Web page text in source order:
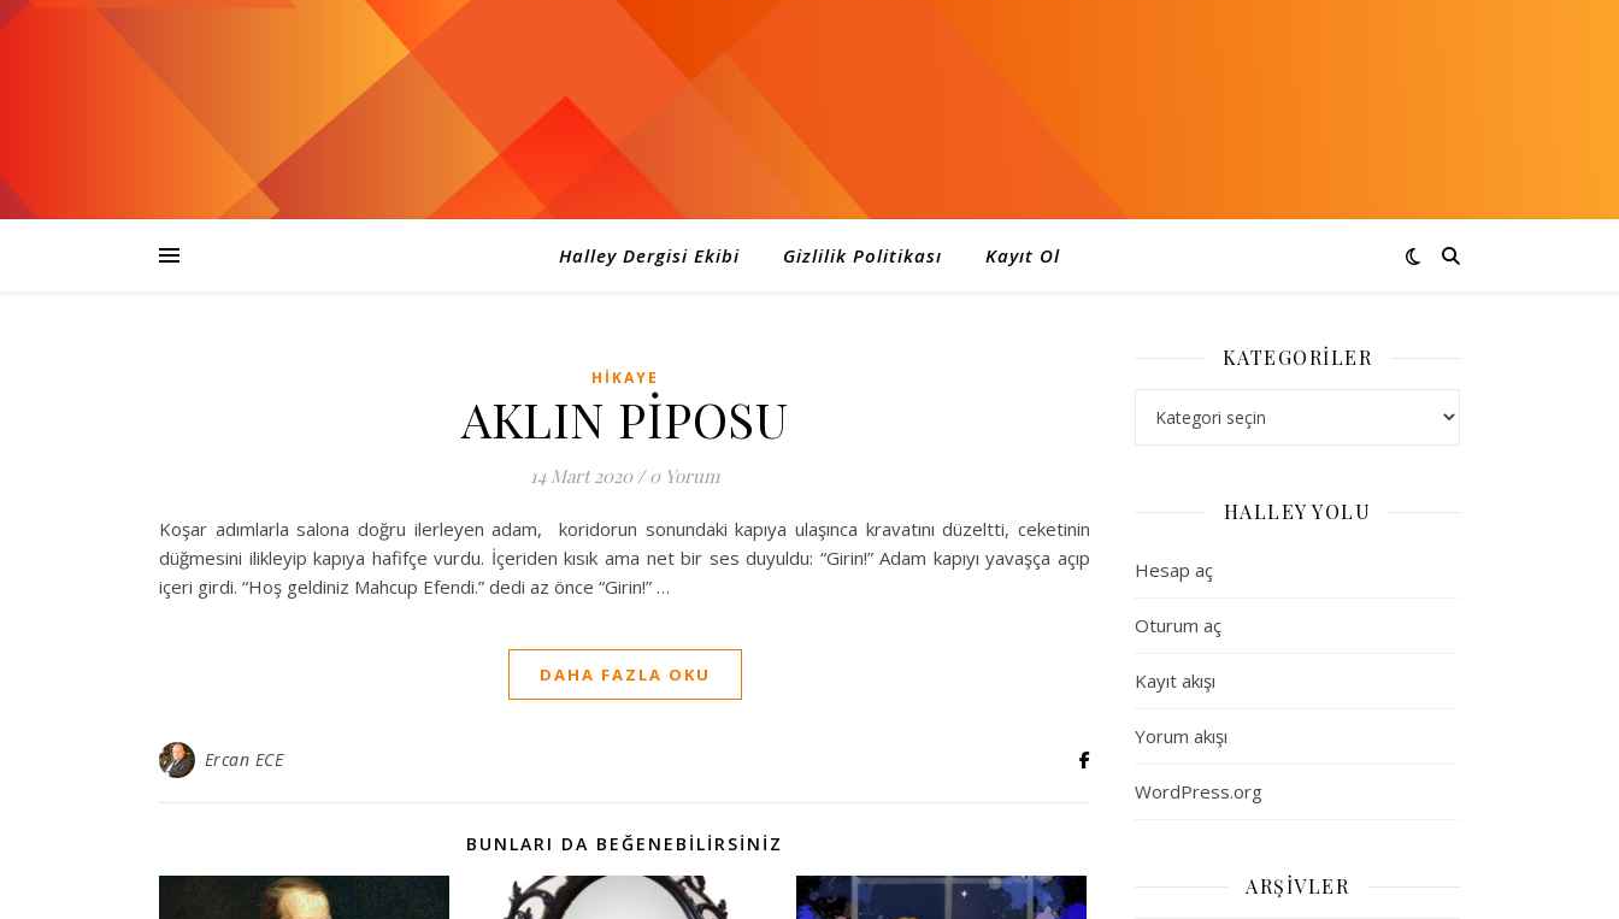
Halley Dergisi Ekibi Gizlilik Politikası Kayıt Ol
HIKAYE
AKLIN PİPOSU
14 Mart 2020 / 0 Yorum
Koşar adımlarla salona doğru ilerleyen adam, koridorun sonundaki kapıya ulaşınca kravatını düzeltti, ceketinin
düğmesini ilikleyip kapıya hafifçe vurdu. İçeriden kısık ama net bir ses duyuldu: “Girin!” Adam kapıyı yavaşça açıp
içeri girdi. “Hoş geldiniz Mahcup Efendi.” dedi az önce “Girin!” …
DAHA FAZLA OKU
Ercan ECE
BUNLARI DA BEĞENEBILIRSINIZ
KATEGORILER
HALLEY YOLU
Hesap aç
Oturum aç
Kayıt akışı
Yorum akışı
WordPress.org
ARŞIVLER